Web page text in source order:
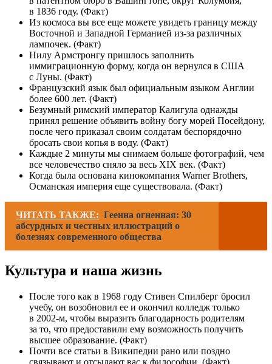
в 1836 году. (Факт)
Из космоса вы все еще ​​можете увидеть границу между
Восточной и Западной Германией из-за различных
лампочек. (Факт)
Нилу Армстронгу пришлось заполнить
иммиграционную форму, когда он вернулся в США
с Луны. (Факт)
Французский язык был официальным языком Англии
более 600 лет. (Факт)
Безумный римский император Калигула однажды
принял решение объявить войну богу морей Посейдону,
после чего приказал своим солдатам беспорядочно
бросать свои копья в воду. (Факт)
Каждые 2 минуты мы снимаем больше фотографий, чем
все человечество сняло за весь XIX век. (Факт)
Когда была основана кинокомпания Warner Brothers,
Османская империя еще существовала. (Факт)
ЧИТАТЬ ТАКЖЕ: Геенна огненная: 30
абсурдных и честных иллюстраций о
болезнях современного общества
Культура и наша жизнь
После того как в 1968 году Стивен Спилберг бросил
учебу, он возобновил ее и окончил колледж только
в 2002-м, чтобы выразить благодарность родителям
за то, что предоставили ему возможность получить
высшее образование. (Факт)
Почти все статьи в Википедии рано или поздно
связывают и отсылают вас к философии. (Факт)